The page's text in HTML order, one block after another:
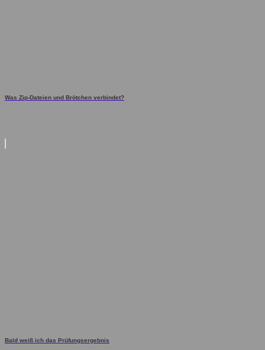
Was Zip-Dateien und Brötchen verbindet?
Bald weiß ich das Prüfungsergebnis